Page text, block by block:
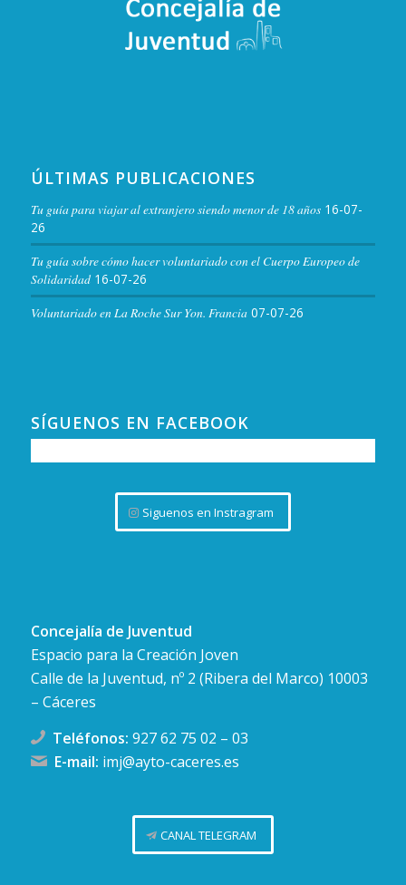
ÚLTIMAS PUBLICACIONES
Tu guía para viajar al extranjero siendo menor de 18 años 16-07-
26
Tu guía sobre cómo hacer voluntariado con el Cuerpo Europeo de
Solidaridad 16-07-26
Voluntariado en La Roche Sur Yon. Francia 07-07-26
SÍGUENOS EN FACEBOOK
Siguenos en Instragram
Concejalía de Juventud
Espacio para la Creación Joven
Calle de la Juventud, nº 2 (Ribera del Marco) 10003
– Cáceres
Teléfonos: 927 62 75 02 – 03
E-mail: imj@ayto-caceres.es
CANAL TELEGRAM